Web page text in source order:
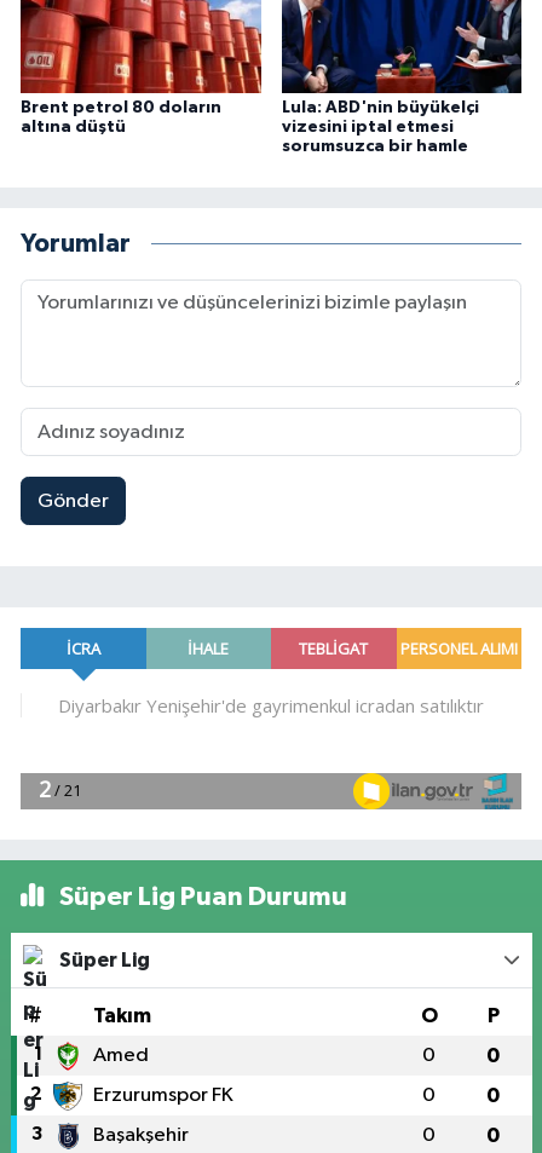
Brent petrol 80 doların
altına düştü
Lula: ABD'nin büyükelçi
vizesini iptal etmesi
sorumsuzca bir hamle
Yorumlar
Gönder
Süper Lig Puan Durumu
Süper Lig
# Takım O P
1 Amed 0 0
2 Erzurumspor FK 0 0
3 Başakşehir 0 0